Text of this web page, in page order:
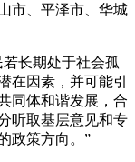
市、平泽市、华城
长期处于社会孤
在因素，并可能引
同体和谐发展，合
听取基层意见和专
政策方向。”